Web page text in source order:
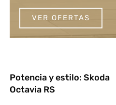
VER OFERTAS
Potencia y estilo: Skoda
Octavia RS